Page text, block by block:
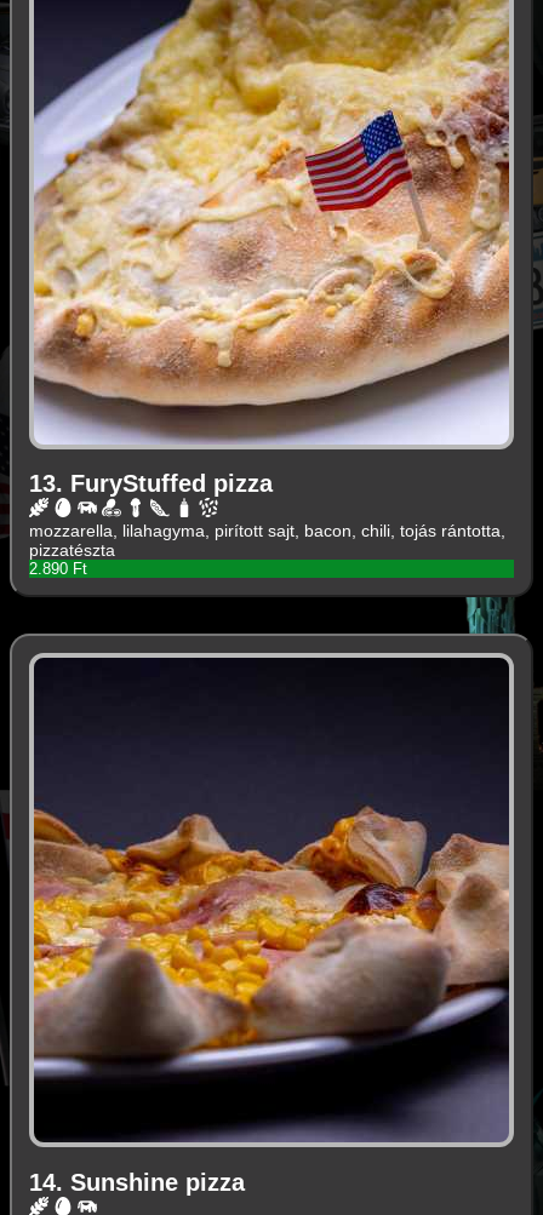
13. FuryStuffed pizza
mozzarella, lilahagyma, pirított sajt, bacon, chili, tojás rántotta,
pizzatészta
2.890 Ft
14. Sunshine pizza